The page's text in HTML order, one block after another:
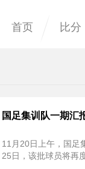
首页 比分
国足集训队一期汇
11月20日上午，国足
25日，该批球员将再